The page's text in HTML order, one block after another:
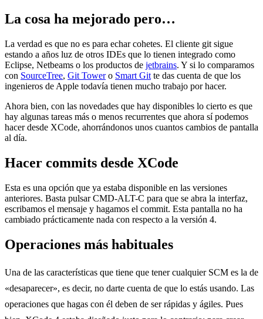
La cosa ha mejorado pero…
La verdad es que no es para echar cohetes. El cliente git sigue
estando a años luz de otros IDEs que lo tienen integrado como
Eclipse, Netbeams o los productos de jetbrains. Y si lo comparamos
con SourceTree, Git Towero Smart Git te das cuenta de que los
ingenieros de Apple todavía tienen mucho trabajo por hacer.
Ahora bien, con las novedades que hay disponibles lo cierto es que
hay algunas tareas más o menos recurrentes que ahora sí podemos
hacer desde XCode, ahorrándonos unos cuantos cambios de pantalla
al día.
Hacer commits desde XCode
Esta es una opción que ya estaba disponible en las versiones
anteriores. Basta pulsar CMD-ALT-C para que se abra la interfaz,
escribamos el mensaje y hagamos el commit. Esta pantalla no ha
cambiado prácticamente nada con respecto a la versión 4.
Operaciones más habituales
Una de las características que tiene que tener cualquier SCM es la de
«desaparecer», es decir, no darte cuenta de que lo estás usando. Las
operaciones que hagas con él deben de ser rápidas y ágiles. Pues